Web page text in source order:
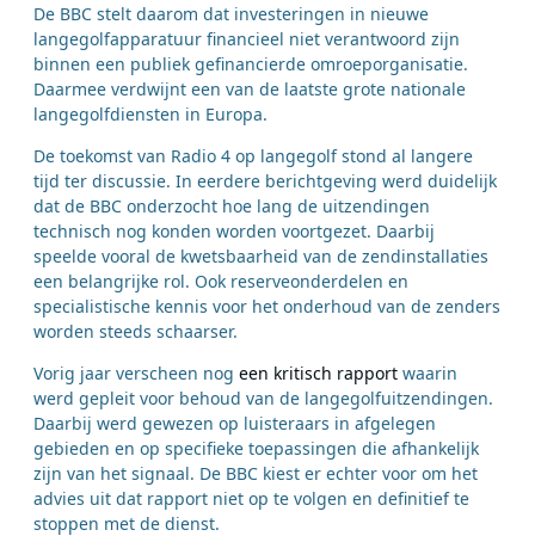
De BBC stelt daarom dat investeringen in nieuwe
langegolfapparatuur financieel niet verantwoord zijn
binnen een publiek gefinancierde omroeporganisatie.
Daarmee verdwijnt een van de laatste grote nationale
langegolfdiensten in Europa.
De toekomst van Radio 4 op langegolf stond al langere
tijd ter discussie. In eerdere berichtgeving werd duidelijk
dat de BBC onderzocht hoe lang de uitzendingen
technisch nog konden worden voortgezet. Daarbij
speelde vooral de kwetsbaarheid van de zendinstallaties
een belangrijke rol. Ook reserveonderdelen en
specialistische kennis voor het onderhoud van de zenders
worden steeds schaarser.
Vorig jaar verscheen nog een kritisch rapport waarin
werd gepleit voor behoud van de langegolfuitzendingen.
Daarbij werd gewezen op luisteraars in afgelegen
gebieden en op specifieke toepassingen die afhankelijk
zijn van het signaal. De BBC kiest er echter voor om het
advies uit dat rapport niet op te volgen en definitief te
stoppen met de dienst.